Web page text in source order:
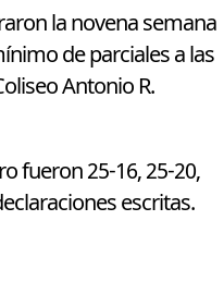
la novena semana
de parciales a las
Antonio R.
fueron 25-16, 25-20,
escritas.